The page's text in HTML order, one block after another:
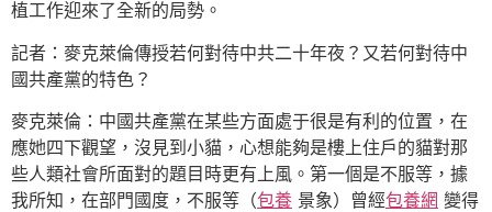
植工作迎來了全新的局勢。
記者：麥克萊倫傳授若何對待中共二十年夜？又若何對待中
國共產黨的特色？
麥克萊倫：中國共產黨在某些方面處于很是有利的位置，在
應她四下觀望，沒見到小貓，心想能夠是樓上住戶的貓對那
些人類社會所面對的題目時更有上風。第一個是不服等，據
我所知，在部門國度，不服等（包養 景象）曾經包養網 變得